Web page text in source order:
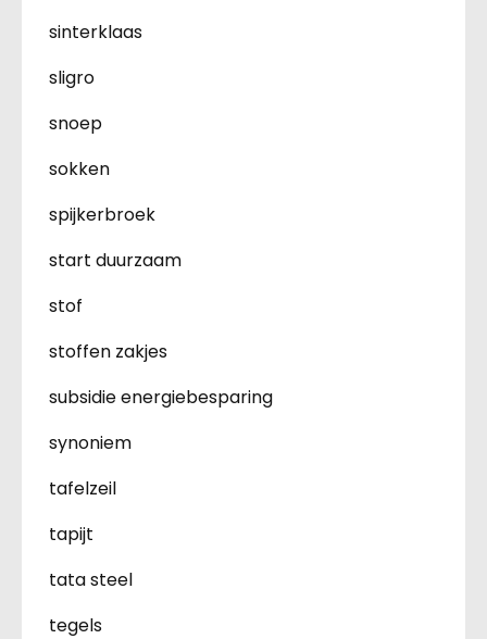
sinterklaas
sligro
snoep
sokken
spijkerbroek
start duurzaam
stof
stoffen zakjes
subsidie energiebesparing
synoniem
tafelzeil
tapijt
tata steel
tegels